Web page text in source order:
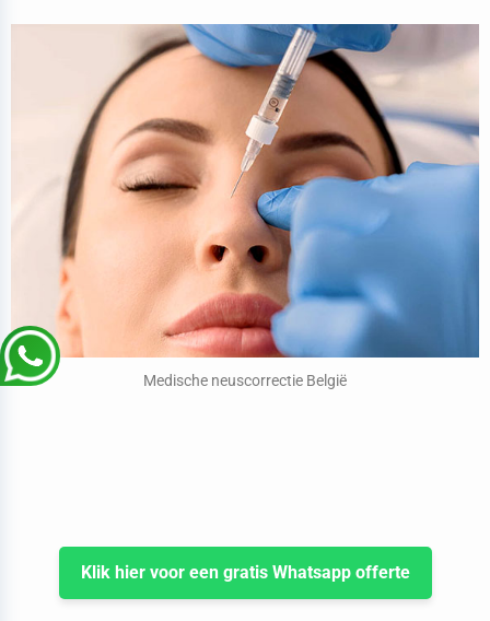
Medische neuscorrectie België
Klik hier voor een gratis Whatsapp offerte